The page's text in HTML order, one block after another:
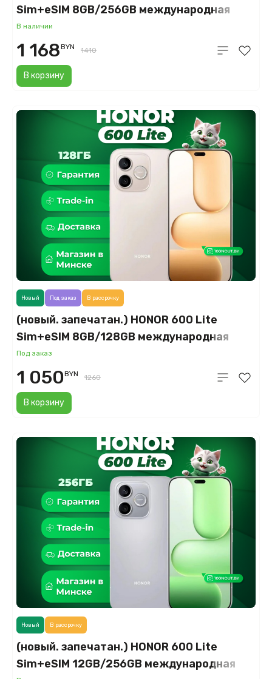
Sim+eSIM 8GB/256GB международная
версия (зеленый)
В наличии
В корзину
1 168BYN 1410
(новый. запечатан.) HONOR 600 Lite
Sim+eSIM 8GB/128GB международная
версия (пустынное золото)
Под заказ
В корзину
Новый Под заказ В рассрочку
1 050BYN 1260
(новый. запечатан.) HONOR 600 Lite
Sim+eSIM 12GB/256GB международная
Новый В рассрочку